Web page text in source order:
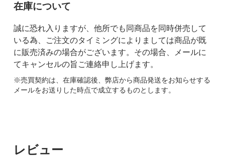
在庫について
誠に恐れ入りますが、他所でも同商品を同時併売して
いる為、ご注文のタイミングによりましては商品が既
に販売済みの場合がございます。その場合、メールに
てキャンセルの旨ご連絡申し上げます。
※売買契約は、在庫確認後、弊店から商品発送をお知らせする
メールをお送りした時点で成立するものとします。
レビュー